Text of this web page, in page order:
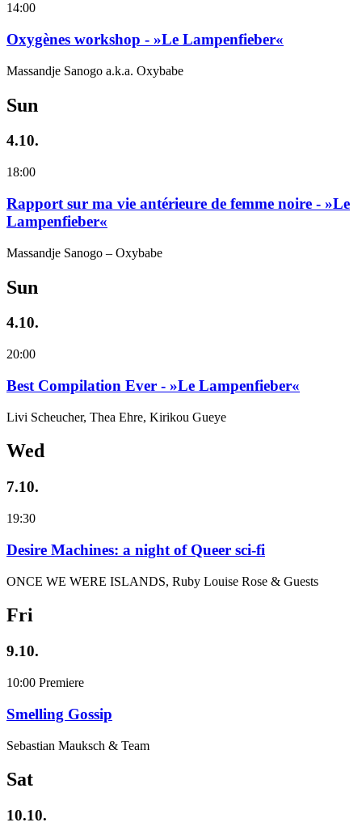
14:00
Oxygènes workshop - »Le Lampenfieber«
Massandje Sanogo a.k.a. Oxybabe
Sun
4.10.
18:00
Rapport sur ma vie antérieure de femme noire - »Le
Lampenfieber«
Massandje Sanogo – Oxybabe
Sun
4.10.
20:00
Best Compilation Ever - »Le Lampenfieber«
Livi Scheucher, Thea Ehre, Kirikou Gueye
Wed
7.10.
19:30
Desire Machines: a night of Queer sci-fi
ONCE WE WERE ISLANDS, Ruby Louise Rose & Guests
Fri
9.10.
10:00 Premiere
Smelling Gossip
Sebastian Mauksch & Team
Sat
10.10.